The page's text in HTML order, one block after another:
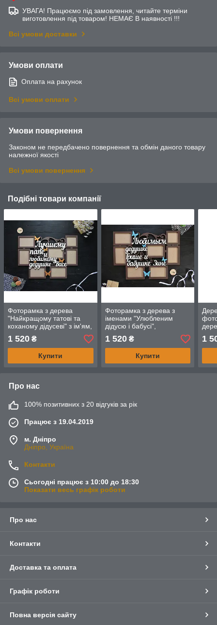
УВАГА! Працюємо під замовлення, читайте терміни
виготовлення під товаром! НЕМАЄ В наявності !!!
Всі умови доставки
Умови оплати
Оплата на рахунок
Всі умови оплати
Умови повернення
Законом не передбачено повернення та обмін даного товару
належної якості
Всі умови повернення
Подібні товари компанії
Фоторамка з дерева
"Найкращому татові та
коханому дідусеві" з ім'ям,
фоторамка на 7 фото
1 520 ₴
Купити
Фоторамка з дерева з
іменами "Улюбленим
дідусю і бабусі",
фоторамка для дідуся,
фоторамка для бабусі
1 520₴
Купити
1
Про нас
100% позитивних з 20 відгуків за рік
Працює з 19.04.2019
м. Дніпро
Дніпро, Україна
Контакти
Сьогодні працює з 10:00 до 18:30
Показати весь графік роботи
Про нас
Контакти
Доставка та оплата
Графік роботи
Повна версія сайту